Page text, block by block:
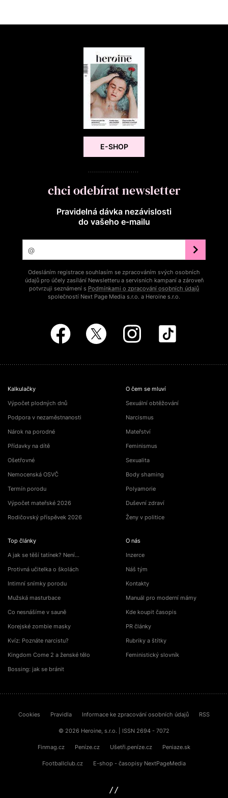
E-SHOP
chci odebírat newsletter
Pravidelná dávka nezávislosti
do vašeho e‑mailu
Odesláním registrace souhlasím se zpracováním svých osobních
údajů pro účely zasílání Newsletteru a servisních kampaní a zároveň
potvrzuji seznámení s Podmínkami o zpracování osobních údajů
společností Next Page Media s.r.o. a Heroine s.r.o.
Kalkulačky
Výpočet plodných dnů
Podpora v nezaměstnanosti
Nárok na porodné
Přídavky na dítě
Ošetřovné
Nemocenská OSVČ
Termín porodu
Výpočet mateřské 2026
Rodičovský příspěvek 2026
Top články
A jak se těší tatínek? Není…
Protivná učitelka o školách
Intimní snímky porodu
Mužská masturbace
Co nesnášíme v sauně
Korejské zombie masky
Kvíz: Poznáte narcistu?
Kingdom Come 2 a ženské tělo
Bossing: jak se bránit
O čem se mluví
Sexuální obtěžování
Narcismus
Mateřství
Feminismus
Sexualita
Body shaming
Polyamorie
Duševní zdraví
Ženy v politice
O nás
Inzerce
Náš tým
Kontakty
Manuál pro moderní mámy
Kde koupit časopis
PR články
Rubriky a štítky
Feministický slovník
Cookies Pravidla Informace ke zpracování osobních údajů RSS
© 2026 Heroine, s.r.o. | ISSN 2694 - 7072
Finmag.cz Peníze.cz Ušetři.peníze.cz Peniaze.sk
Footballclub.cz E-shop - časopisy NextPageMedia